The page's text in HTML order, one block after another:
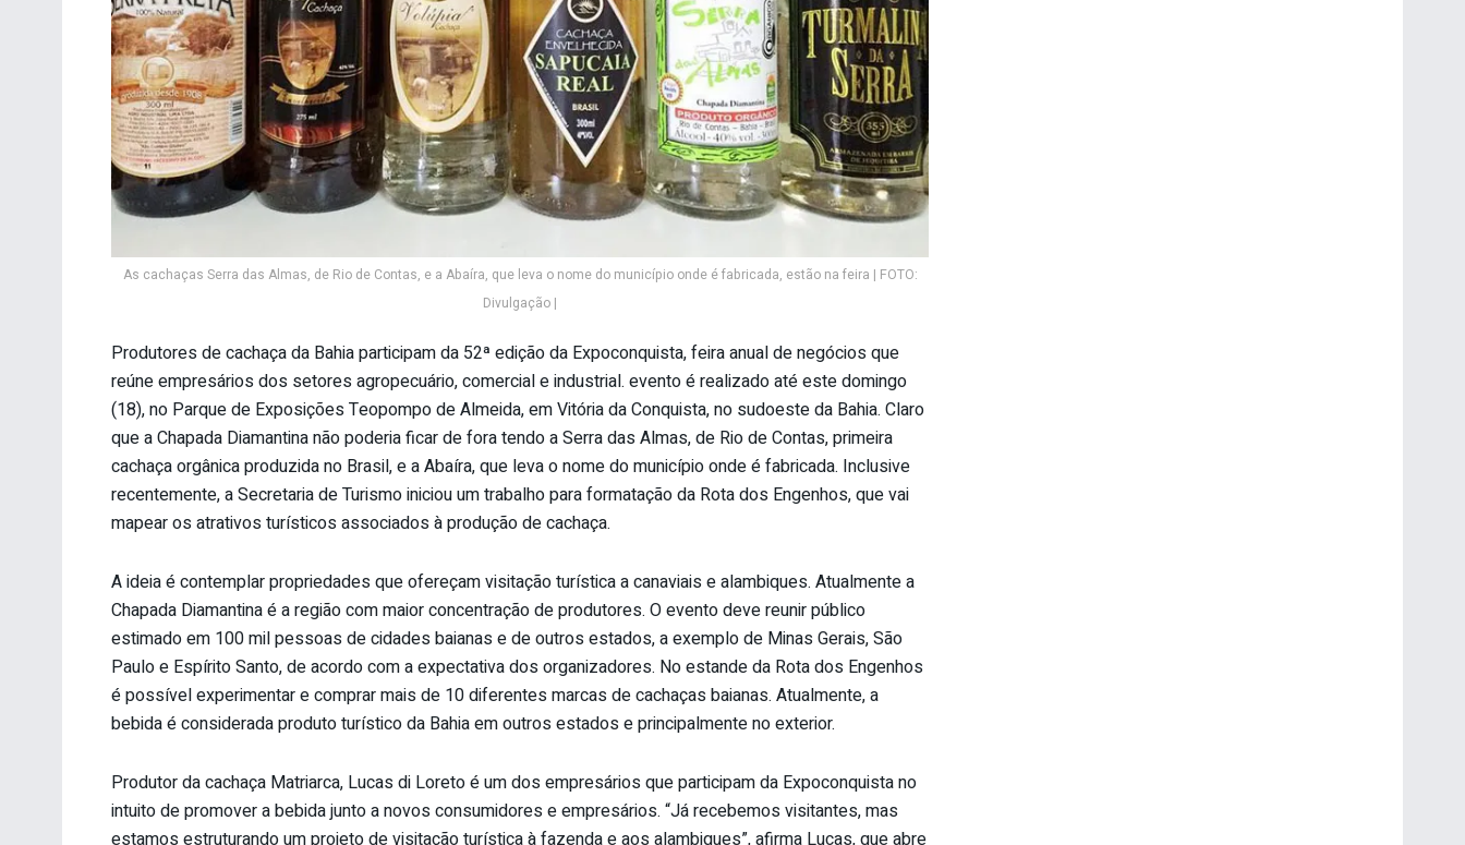
As cachaças Serra das Almas, de Rio de Contas, e a Abaíra, que leva o nome do município onde é fabricada, estão na feira | FOTO:
Divulgação |
Produtores de cachaça da Bahia participam da 52ª edição da Expoconquista, feira anual de negócios que
reúne empresários dos setores agropecuário, comercial e industrial. evento é realizado até este domingo
(18), no Parque de Exposições Teopompo de Almeida, em Vitória da Conquista, no sudoeste da Bahia. Claro
que a Chapada Diamantina não poderia ficar de fora tendo a Serra das Almas, de Rio de Contas, primeira
cachaça orgânica produzida no Brasil, e a Abaíra, que leva o nome do município onde é fabricada. Inclusive
recentemente, a Secretaria de Turismo iniciou um trabalho para formatação da Rota dos Engenhos, que vai
mapear os atrativos turísticos associados à produção de cachaça.
A ideia é contemplar propriedades que ofereçam visitação turística a canaviais e alambiques. Atualmente a
Chapada Diamantina é a região com maior concentração de produtores. O evento deve reunir público
estimado em 100 mil pessoas de cidades baianas e de outros estados, a exemplo de Minas Gerais, São
Paulo e Espírito Santo, de acordo com a expectativa dos organizadores. No estande da Rota dos Engenhos
é possível experimentar e comprar mais de 10 diferentes marcas de cachaças baianas. Atualmente, a
bebida é considerada produto turístico da Bahia em outros estados e principalmente no exterior.
Produtor da cachaça Matriarca, Lucas di Loreto é um dos empresários que participam da Expoconquista no
intuito de promover a bebida junto a novos consumidores e empresários. “Já recebemos visitantes, mas
estamos estruturando um projeto de visitação turística à fazenda e aos alambiques”, afirma Lucas, que abre